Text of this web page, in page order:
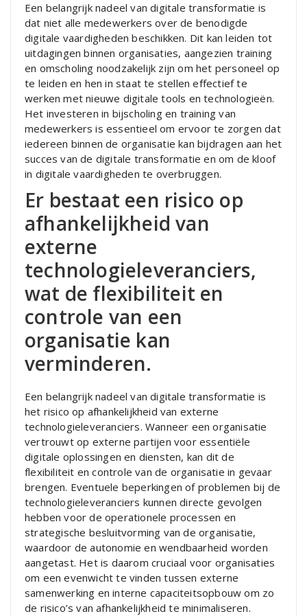
Een belangrijk nadeel van digitale transformatie is
dat niet alle medewerkers over de benodigde
digitale vaardigheden beschikken. Dit kan leiden tot
uitdagingen binnen organisaties, aangezien training
en omscholing noodzakelijk zijn om het personeel op
te leiden en hen in staat te stellen effectief te
werken met nieuwe digitale tools en technologieën.
Het investeren in bijscholing en training van
medewerkers is essentieel om ervoor te zorgen dat
iedereen binnen de organisatie kan bijdragen aan het
succes van de digitale transformatie en om de kloof
in digitale vaardigheden te overbruggen.
Er bestaat een risico op
afhankelijkheid van
externe
technologieleveranciers,
wat de flexibiliteit en
controle van een
organisatie kan
verminderen.
Een belangrijk nadeel van digitale transformatie is
het risico op afhankelijkheid van externe
technologieleveranciers. Wanneer een organisatie
vertrouwt op externe partijen voor essentiële
digitale oplossingen en diensten, kan dit de
flexibiliteit en controle van de organisatie in gevaar
brengen. Eventuele beperkingen of problemen bij de
technologieleveranciers kunnen directe gevolgen
hebben voor de operationele processen en
strategische besluitvorming van de organisatie,
waardoor de autonomie en wendbaarheid worden
aangetast. Het is daarom cruciaal voor organisaties
om een evenwicht te vinden tussen externe
samenwerking en interne capaciteitsopbouw om zo
de risico’s van afhankelijkheid te minimaliseren.